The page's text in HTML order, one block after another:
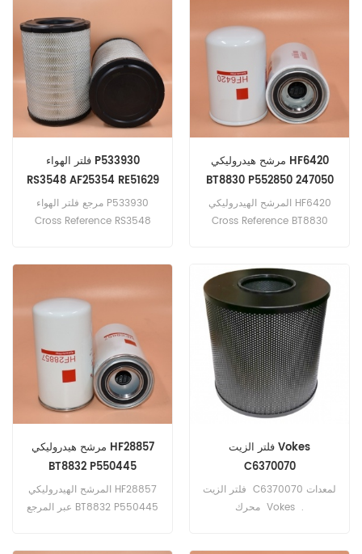
فلتر الهواء P533930
RS3548 AF25354 RE51629
LAF3930
مرجع فلتر الهواء P533930
Cross Reference RS3548
مرشح هيدروليكي HF6420
BT8830 P552850 247050
11993686
المرشح الهيدروليكي HF6420
Cross Reference BT8830
Clark ، Fiat-Allis ، Gradall ،
Volvo Equipment.
مرشح هيدروليكي HF28857
BT8832 P550445
H12650573 1315621
المرشح الهيدروليكي HF28857
عبر المرجع BT8832 P550445
فلتر الزيت Vokes
C6370070
فلتر الزيت C6370070 لمعدات
محرك Vokes .